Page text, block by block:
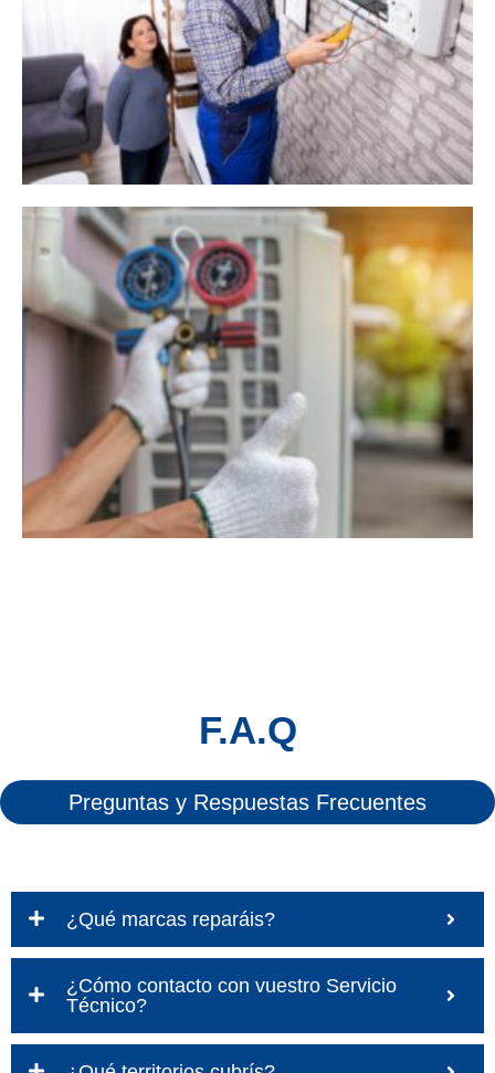
F.A.Q
Preguntas y Respuestas Frecuentes
¿Qué marcas reparáis?
¿Cómo contacto con vuestro Servicio
Técnico?